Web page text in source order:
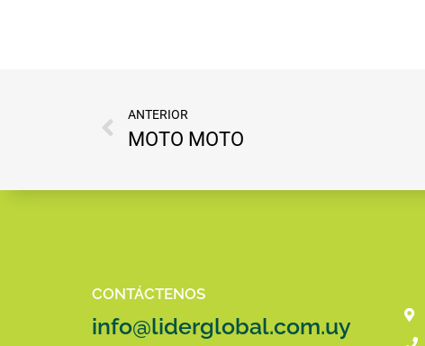
ANTERIOR
MOTO MOTO
CONTÁCTENOS
info@liderglobal.com.uy